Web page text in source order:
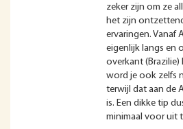
zeker zijn om ze
het zijn
ervaringen. Vanaf
eigenlijk langs en
overkant (Brazilie)
word je ook zelfs
terwijl dat aan de
is. Een dikke tip
minimaal voor uit